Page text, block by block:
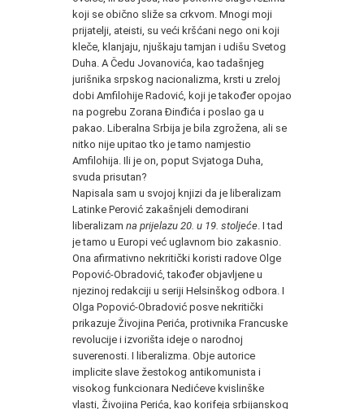
koji se obično sliže sa crkvom. Mnogi moji
prijatelji, ateisti, su veći kršćani nego oni koji
kleče, klanjaju, njuškaju tamjan i udišu Svetog
Duha. A Čedu Jovanovića, kao tadašnjeg
jurišnika srpskog nacionalizma, krsti u zreloj
dobi Amfilohije Radović, koji je također opojao
na pogrebu Zorana Đinđića i poslao ga u
pakao. Liberalna Srbija je bila zgrožena, ali se
nitko nije upitao tko je tamo namjestio
Amfilohija. Ili je on, poput Svjatoga Duha,
svuda prisutan?
Napisala sam u svojoj knjizi da je liberalizam
Latinke Perović zakašnjeli demodirani
liberalizam na prijelazu 20. u 19. stoljeće . I tad
je tamo u Europi već uglavnom bio zakasnio.
Ona afirmativno nekritički koristi radove Olge
Popović-Obradović, također objavljene u
njezinoj redakciji u seriji Helsinškog odbora. I
Olga Popović-Obradović posve nekritički
prikazuje Živojina Perića, protivnika Francuske
revolucije i izvorišta ideje o narodnoj
suverenosti. I liberalizma. Obje autorice
implicite slave žestokog antikomunista i
visokog funkcionara Nedićeve kvislinške
vlasti, Živojina Perića, kao korifeja srbijanskog